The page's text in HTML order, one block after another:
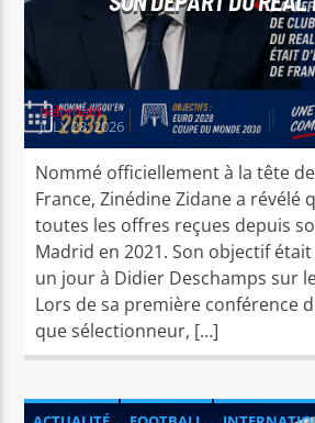
beltvhaiti
JULY 28, 2026
Nommé officiellement à la tête
France, Zinédine Zidane a révélé
toutes les offres reçues depuis
Madrid en 2021. Son objectif
un jour à Didier Deschamps sur
Lors de sa première conférence
que sélectionneur, […]